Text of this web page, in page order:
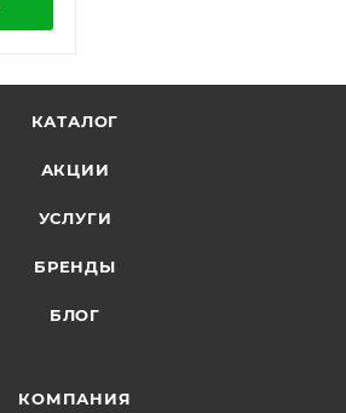
КАТАЛОГ
АКЦИИ
УСЛУГИ
БРЕНДЫ
БЛОГ
КОМПАНИЯ